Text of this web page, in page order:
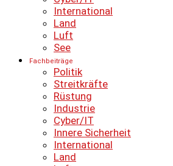
International
Land
Luft
See
Fachbeiträge
Politik
Streitkräfte
Rüstung
Industrie
Cyber/IT
Innere Sicherheit
International
Land